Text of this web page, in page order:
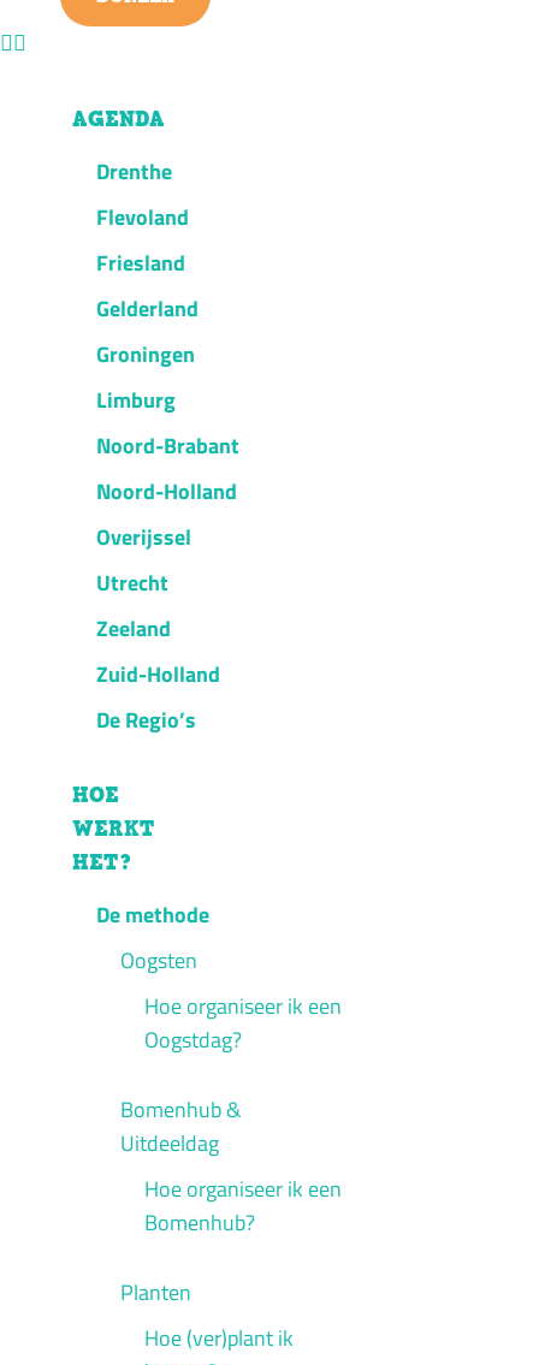
AGENDA
Drenthe
Flevoland
Friesland
Gelderland
Groningen
Limburg
Noord-Brabant
Noord-Holland
Overijssel
Utrecht
Zeeland
Zuid-Holland
De Regio’s
HOE
WERKT
HET?
De methode
Oogsten
Hoe organiseer ik een
Oogstdag?
Bomenhub &
Uitdeeldag
Hoe organiseer ik een
Bomenhub?
Planten
Hoe (ver)plant ik